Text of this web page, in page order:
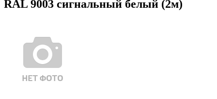
RAL 9003 сигнальный белый (2м)